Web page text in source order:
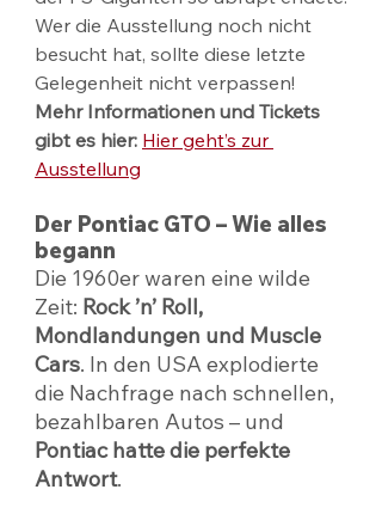
Wer die Ausstellung noch nicht
besucht hat, sollte diese letzte
Gelegenheit nicht verpassen!
Mehr Informationen und Tickets
gibt es hier: Hier geht’s zur
Ausstellung
Der Pontiac GTO – Wie alles
begann
Die 1960er waren eine wilde
Zeit: Rock ’n’ Roll,
Mondlandungen und Muscle
Cars. In den USA explodierte
die Nachfrage nach schnellen,
bezahlbaren Autos – und
Pontiac hatte die perfekte
Antwort.